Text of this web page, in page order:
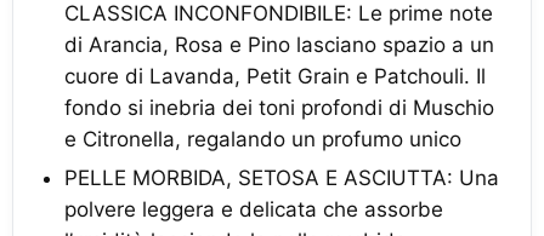
CLASSICA INCONFONDIBILE: Le prime note
di Arancia, Rosa e Pino lasciano spazio a un
cuore di Lavanda, Petit Grain e Patchouli. Il
fondo si inebria dei toni profondi di Muschio
e Citronella, regalando un profumo unico
PELLE MORBIDA, SETOSA E ASCIUTTA: Una
polvere leggera e delicata che assorbe